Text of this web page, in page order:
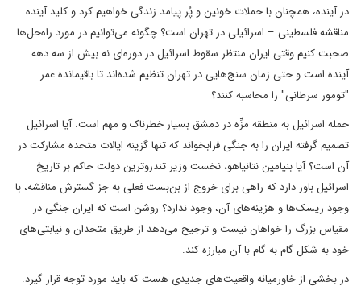
در آینده، همچنان با حملات خونین و پُر پیامد زندگی خواهیم کرد و کلید آینده
مناقشه فلسطینی – اسرائیلی در تهران است؟ چگونه می‌توانیم در مورد راه‌حل‌ها
صحبت کنیم وقتی ایران منتظر سقوط اسرائیل در دوره‌ای نه بیش از سه دهه
آینده است و حتی زمان سنج‌هایی در تهران تنظیم شده‌اند تا باقیمانده عمر
"تومور سرطانی" را محاسبه کنند؟
حمله اسرائیل به منطقه مزِّه در دمشق بسیار خطرناک و مهم است. آیا اسرائیل
تصمیم گرفته ایران را به جنگی فرابخواند که تنها گزینه ایالات متحده مشارکت در
آن است؟ آیا بنیامین نتانیاهو، نخست وزیر تندروترین دولت حاکم بر تاریخ
اسرائیل باور دارد که راهی برای خروج از بن‌بست فعلی به جز گسترش مناقشه، با
وجود ریسک‌ها و هزینه‌های آن، وجود ندارد؟ روشن است که ایران جنگی در
مقیاس بزرگ را خواهان نیست و ترجیح می‌دهد از طریق متحدان و نیابتی‌های
خود به شکل گام به گام با آن مبارزه کند.
در بخشی از خاورمیانه واقعیت‌های جدیدی هست که باید مورد توجه قرار گیرد.